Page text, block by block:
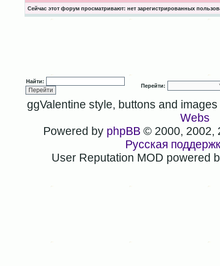
Сейчас этот форум просматривают: нет зарегистрированных
Найти:
Перейти:
ggValentine style, buttons and
Webs
Powered by phpBB © 2000, 2002,
Русская
User Reputation MOD powered